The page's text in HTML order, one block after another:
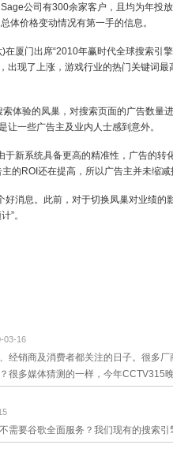
公司有300余家客户，且均为年投
体价格变动情况有第一手的信息。
厦门出席“2010年赢时代全球搜索引
出现了上涨，游戏行业的热门关键词
体验的凤巢，对搜索页面的广告数量
一些广告主及业内人士感到意外。
新系统具备更高的精准性，广告的转
的ROI还在提高，所以广告主并未缩
消息。此前，对于切换凤巢对业绩
”。
03-16
销商及消费者都关注的日子。很多厂
很多媒体猜测的一样，今年CCTV315
需要谷歌全面服务？我们现有的搜索